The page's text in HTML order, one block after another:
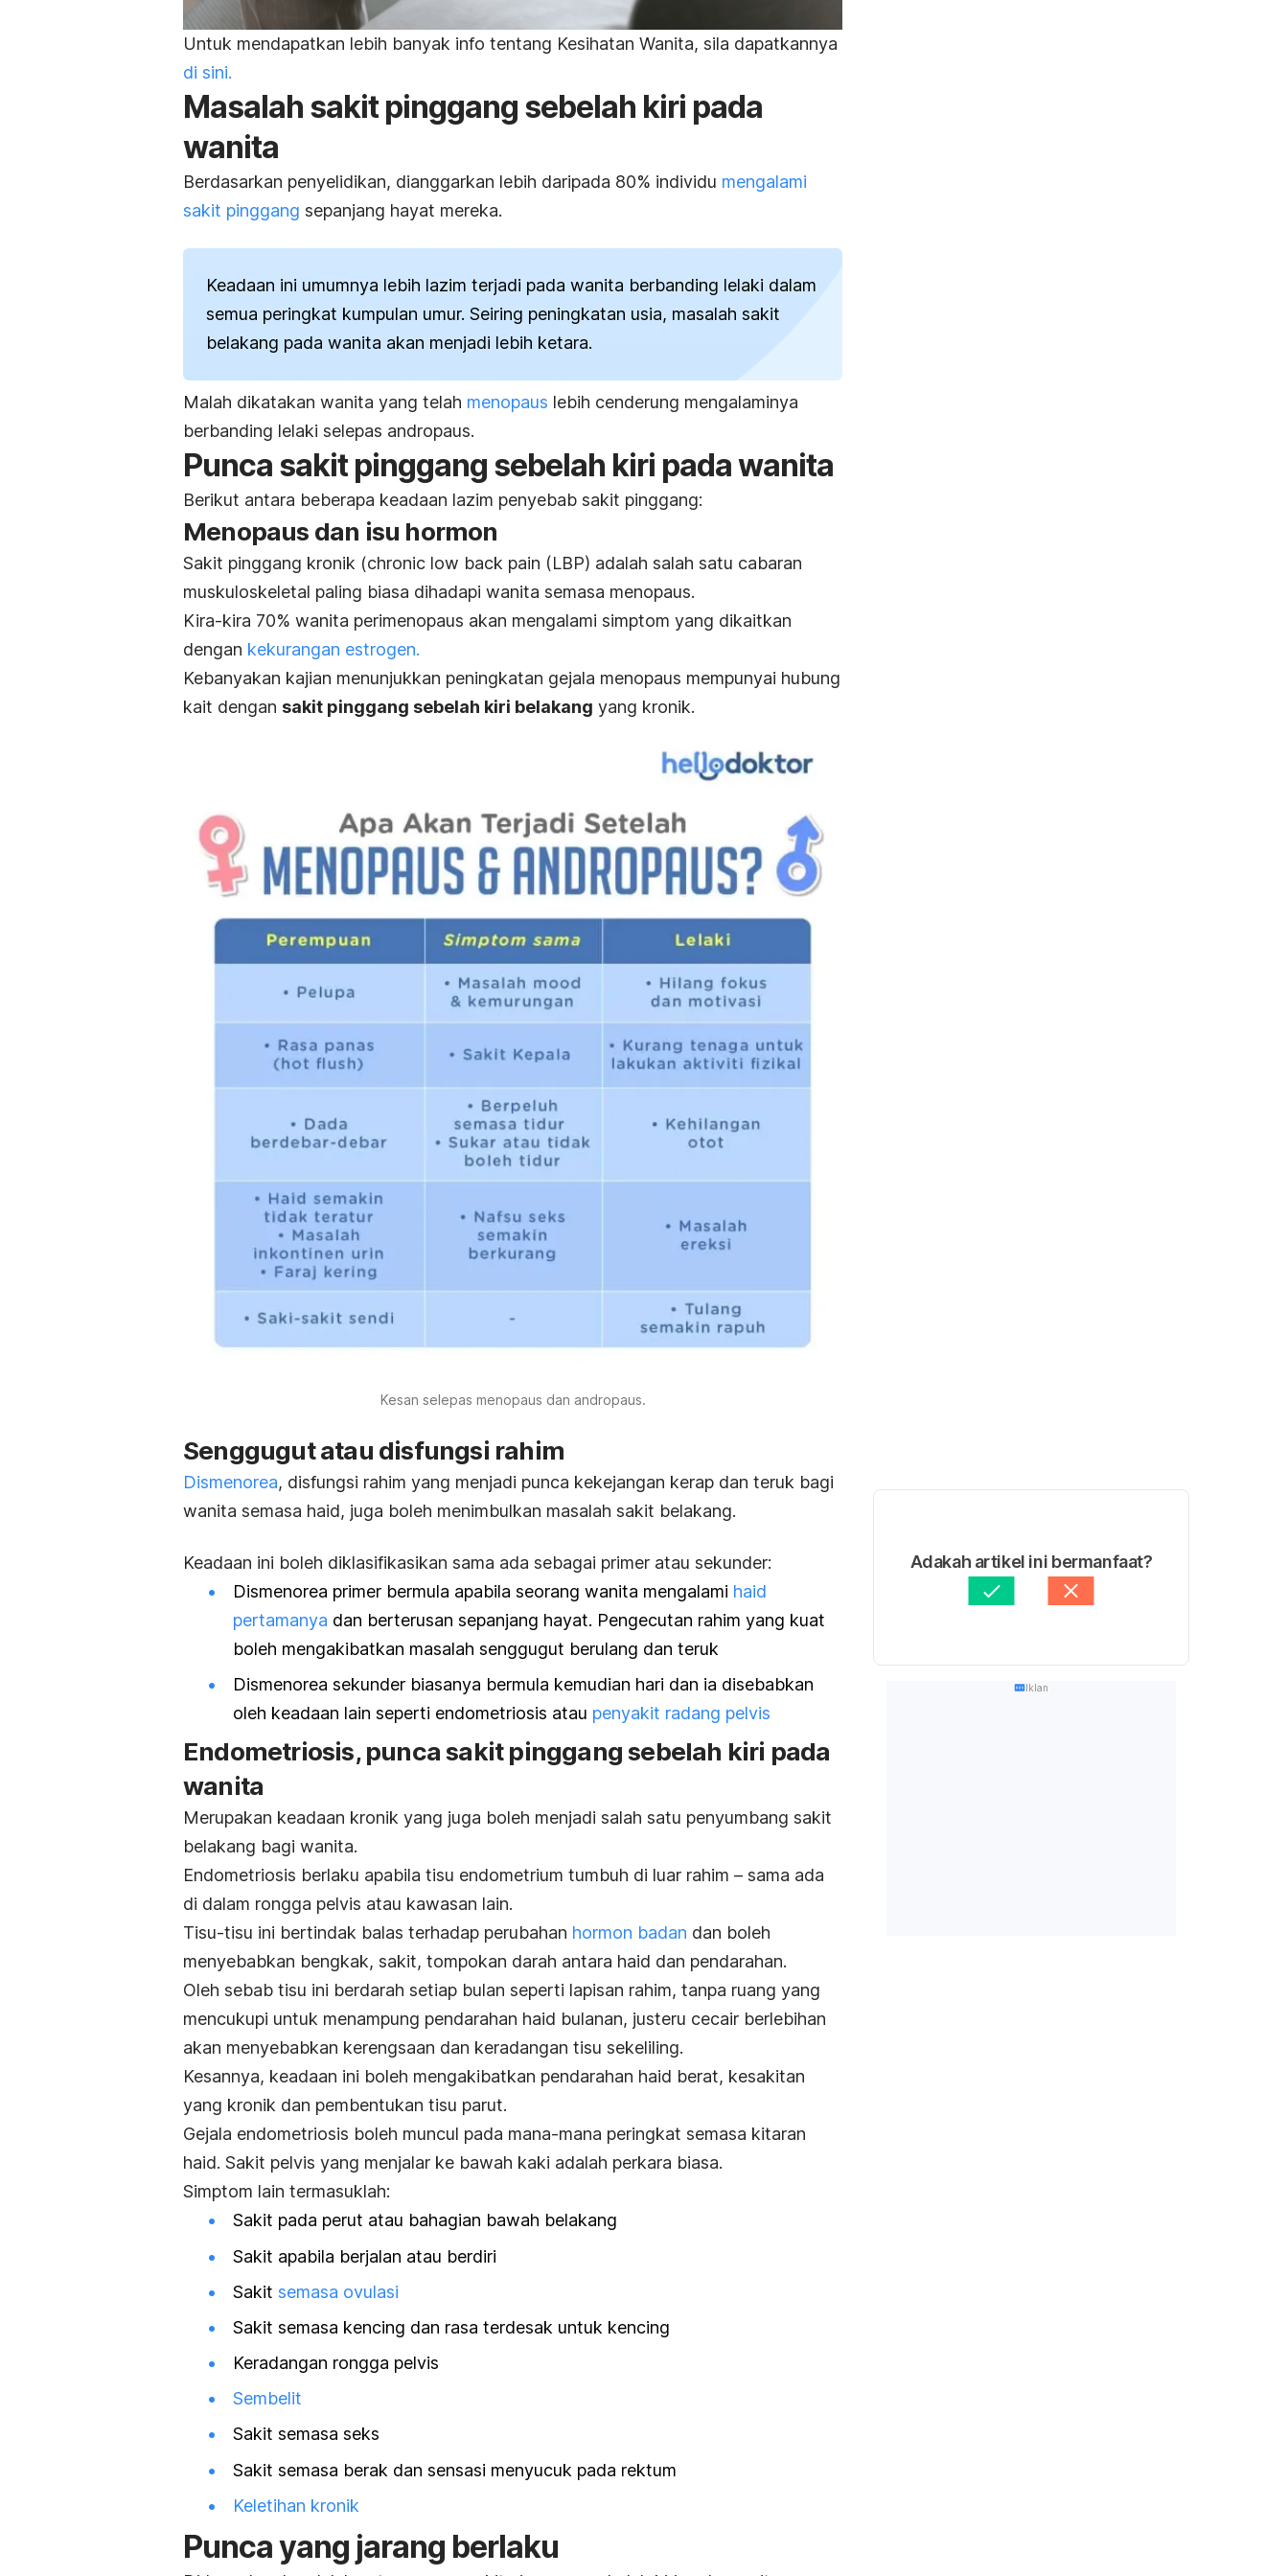
Untuk mendapatkan lebih banyak info tentang Kesihatan Wanita, sila dapatkannya
di sini.
Masalah sakit pinggang sebelah kiri pada
wanita
Berdasarkan penyelidikan, dianggarkan lebih daripada 80% individu mengalami
sakit pinggang sepanjang hayat mereka.
Keadaan ini umumnya lebih lazim terjadi pada wanita berbanding lelaki dalam
semua peringkat kumpulan umur. Seiring peningkatan usia, masalah sakit
belakang pada wanita akan menjadi lebih ketara.
Malah dikatakan wanita yang telah menopaus lebih cenderung mengalaminya
berbanding lelaki selepas andropaus.
Punca sakit pinggang sebelah kiri pada wanita
Berikut antara beberapa keadaan lazim penyebab sakit pinggang:
Menopaus dan isu hormon
Sakit pinggang kronik (chronic low back pain (LBP) adalah salah satu cabaran
muskuloskeletal paling biasa dihadapi wanita semasa menopaus.
Kira-kira 70% wanita perimenopaus akan mengalami simptom yang dikaitkan
dengan kekurangan estrogen.
Kebanyakan kajian menunjukkan peningkatan gejala menopaus mempunyai hubung
kait dengan sakit pinggang sebelah kiri belakang yang kronik.
Kesan selepas menopaus dan andropaus.
Senggugut atau disfungsi rahim
Dismenorea, disfungsi rahim yang menjadi punca kekejangan kerap dan teruk bagi
wanita semasa haid, juga boleh menimbulkan masalah sakit belakang.
Keadaan ini boleh diklasifikasikan sama ada sebagai primer atau sekunder:
Dismenorea primer bermula apabila seorang wanita mengalami haid
pertamanya dan berterusan sepanjang hayat. Pengecutan rahim yang kuat
boleh mengakibatkan masalah senggugut berulang dan teruk
Dismenorea sekunder biasanya bermula kemudian hari dan ia disebabkan
oleh keadaan lain seperti endometriosis atau penyakit radang pelvis
Endometriosis, punca sakit pinggang sebelah kiri pada
wanita
Merupakan keadaan kronik yang juga boleh menjadi salah satu penyumbang sakit
belakang bagi wanita.
Endometriosis berlaku apabila tisu endometrium tumbuh di luar rahim – sama ada
di dalam rongga pelvis atau kawasan lain.
Tisu-tisu ini bertindak balas terhadap perubahan hormon badan dan boleh
menyebabkan bengkak, sakit, tompokan darah antara haid dan pendarahan.
Oleh sebab tisu ini berdarah setiap bulan seperti lapisan rahim, tanpa ruang yang
mencukupi untuk menampung pendarahan haid bulanan, justeru cecair berlebihan
akan menyebabkan kerengsaan dan keradangan tisu sekeliling.
Kesannya, keadaan ini boleh mengakibatkan pendarahan haid berat, kesakitan
yang kronik dan pembentukan tisu parut.
Gejala endometriosis boleh muncul pada mana-mana peringkat semasa kitaran
haid. Sakit pelvis yang menjalar ke bawah kaki adalah perkara biasa.
Simptom lain termasuklah:
Sakit pada perut atau bahagian bawah belakang
Sakit apabila berjalan atau berdiri
Sakit semasa ovulasi
Sakit semasa kencing dan rasa terdesak untuk kencing
Keradangan rongga pelvis
Sembelit
Sakit semasa seks
Sakit semasa berak dan sensasi menyucuk pada rektum
Keletihan kronik
Punca yang jarang berlaku
Adakah artikel ini bermanfaat?
Iklan